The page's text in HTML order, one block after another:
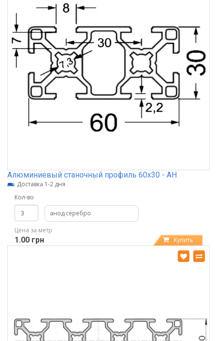
Алюминиевый станочный профиль 60х30 - АН
Доставка 1-2 дня
Кол-во
анод.серебро
Цена за метр
1.00 грн Купить